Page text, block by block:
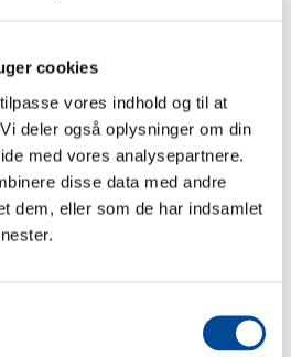
cookies
vores indhold og til at
deler også oplysninger om din
med vores analysepartnere.
disse data med andre
dem, eller som de har indsamlet
på borger.dk